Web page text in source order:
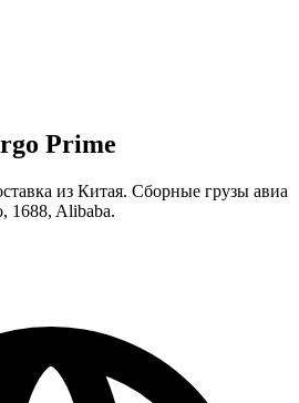
Prime
из Китая. Сборные грузы авиа
1688, Alibaba.